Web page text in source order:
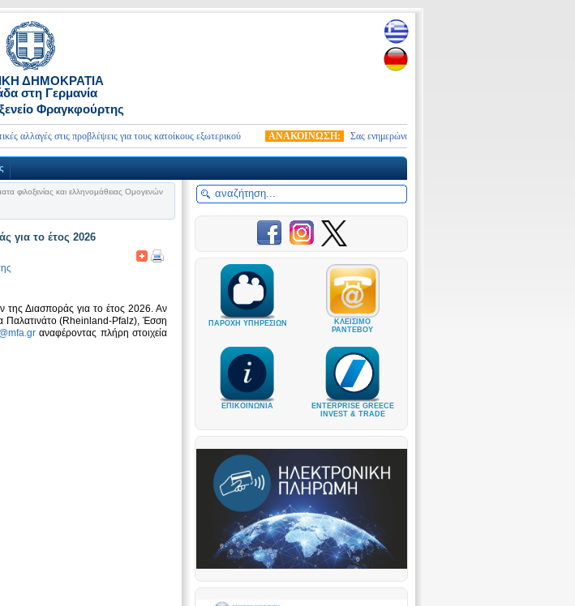
ΔΗΜΟΚΡΑΤΙΑ
στη Γερμανία
Φραγκφούρτης
στις προβλέψεις για τους κατοίκους εξωτερικού ΑΝΑΚΟΙΝΩΣΗ: Σας ενημερώνουμε ότι από 10.01.2026 τέθηκε σε ισχύ ο νέος
φιλοξενίας και ελληνομάθειας Ομογενών
για το έτος 2026
της Διασποράς για το έτος 2026. Αν
Παλατινάτο (Rheinland-Pfalz), Έσση
αναφέροντας πλήρη στοιχεία
ΠΑΡΟΧΗ ΥΠΗΡΕΣΙΩΝ
ΚΛΕΙΣΙΜΟ
ΡΑΝΤΕΒΟΥ
ΕΠΙΚΟΙΝΩΝΙΑ
ENTERPRISE GREECE
INVEST & TRADE